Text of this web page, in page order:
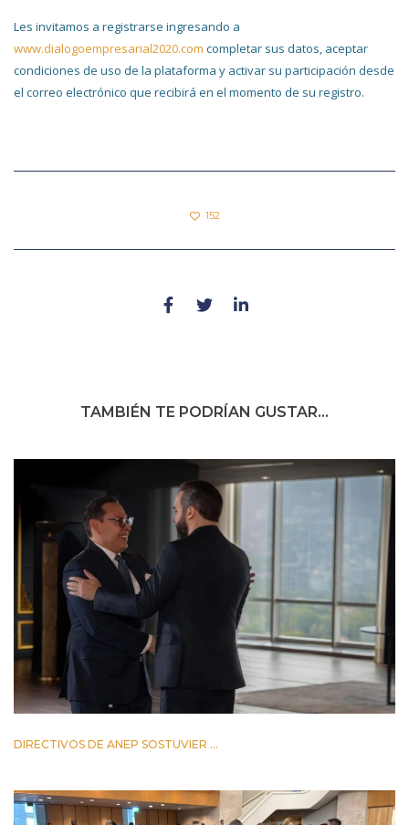
Les invitamos a registrarse ingresando a
www.dialogoempresarial2020.com completar sus datos, aceptar
condiciones de uso de la plataforma y activar su participación desde
el correo electrónico que recibirá en el momento de su registro.
152
TAMBIÉN TE PODRÍAN GUSTAR...
DIRECTIVOS DE ANEP SOSTUVIER ...